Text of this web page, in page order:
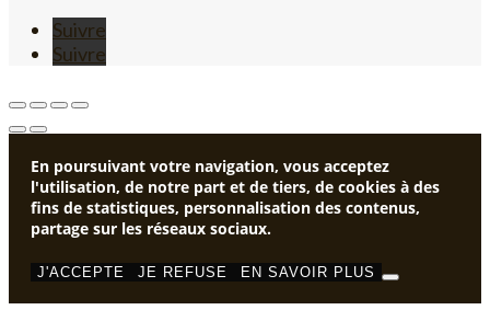
Suivre
Suivre
En poursuivant votre navigation, vous acceptez
l'utilisation, de notre part et de tiers, de cookies à des
fins de statistiques, personnalisation des contenus,
partage sur les réseaux sociaux.
J'ACCEPTE JE REFUSE EN SAVOIR PLUS